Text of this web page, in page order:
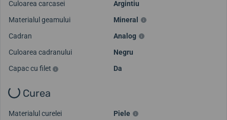
Culoarea carcasei
Argintiu
Materialul geamului
Mineral
Cadran
Analog
Culoarea cadranului
Negru
Capac cu filet
Da
Curea
Materialul curelei
Piele